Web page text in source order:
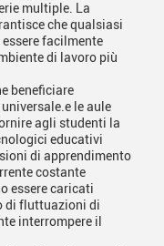
multiple. La
che qualsiasi
facilmente
di lavoro più
beneficiare
le aule
agli studenti la
educativi
di apprendimento
costante
essere caricati
di fluttuazioni di
interrompere il